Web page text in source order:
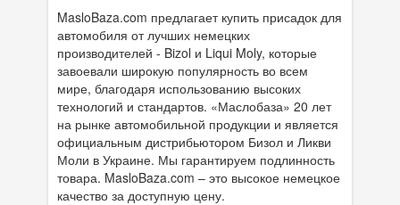
MasloBaza.com предлагает купить присадок для
автомобиля от лучших немецких
производителей - Bizol и Liqui Moly, которые
завоевали широкую популярность во всем
мире, благодаря использованию высоких
технологий и стандартов. «Маслобаза» 20 лет
на рынке автомобильной продукции и является
официальным дистрибьютором Бизол и Ликви
Моли в Украине. Мы гарантируем подлинность
товара. MasloBaza.com – это высокое немецкое
качество за доступную цену.